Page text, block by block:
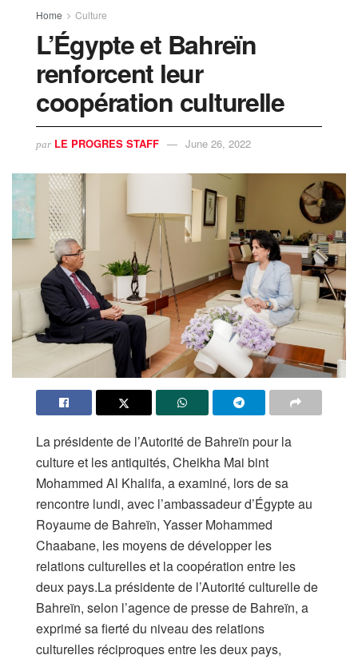
Home Culture
L’Égypte et Bahreïn
renforcent leur
coopération culturelle
par LE PROGRES STAFF June 26, 2022
La présidente de l’Autorité de Bahreïn pour la
culture et les antiquités, Cheikha Mai bint
Mohammed Al Khalifa, a examiné, lors de sa
rencontre lundi, avec l’ambassadeur d’Égypte au
Royaume de Bahreïn, Yasser Mohammed
Chaabane, les moyens de développer les
relations culturelles et la coopération entre les
deux pays.La présidente de l’Autorité culturelle de
Bahreïn, selon l’agence de presse de Bahreïn, a
exprimé sa fierté du niveau des relations
culturelles réciproques entre les deux pays,